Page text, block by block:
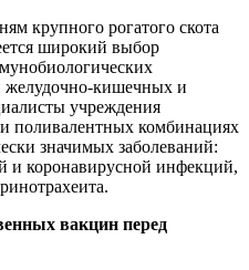
крупного рогатого скота
широкий выбор
желудочно-кишечных и
учреждения
поливалентных комбинациях
значимых заболеваний:
и коронавирусной инфекций,
вакцин перед